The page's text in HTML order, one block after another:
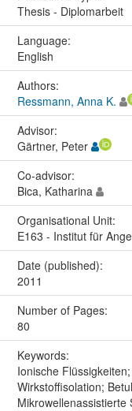
Thesis - Diplomarbeit
Language:
English
Authors:
Ressmann, Anna K.
Advisor:
Gärtner, Peter
Co-advisor:
Bica, Katharina
Organisational Unit:
E163 - Institut für
Date (published):
2011
Number of Pages:
80
Keywords:
Ionische
Wirkstoffisolation;
Mikrowellenassistierte